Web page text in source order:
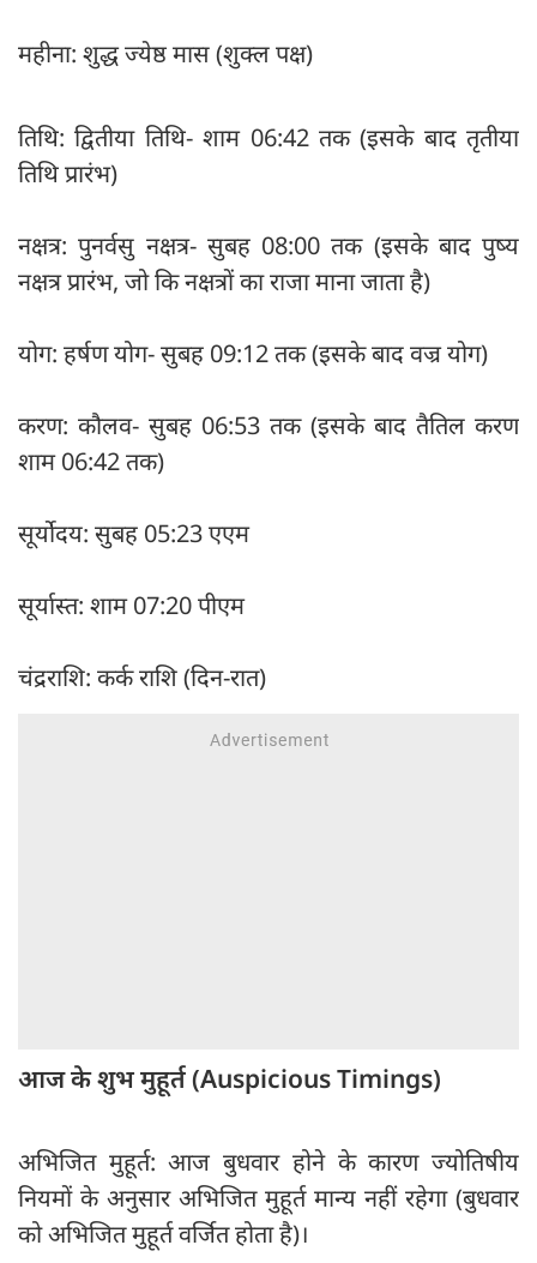
महीना: शुद्ध ज्येष्ठ मास (शुक्ल पक्ष)
तिथि: द्वितीया तिथि- शाम 06:42 तक (इसके बाद तृतीया
तिथि प्रारंभ)
नक्षत्र: पुनर्वसु नक्षत्र- सुबह 08:00 तक (इसके बाद पुष्य
नक्षत्र प्रारंभ, जो कि नक्षत्रों का राजा माना जाता है)
योग: हर्षण योग- सुबह 09:12 तक (इसके बाद वज्र योग)
करण: कौलव- सुबह 06:53 तक (इसके बाद तैतिल करण
शाम 06:42 तक)
सूर्योदय: सुबह 05:23 एएम
सूर्यास्त: शाम 07:20 पीएम
चंद्रराशि: कर्क राशि (दिन-रात)
आज के शुभ मुहूर्त (Auspicious Timings)
अभिजित मुहूर्त: आज बुधवार होने के कारण ज्योतिषीय
नियमों के अनुसार अभिजित मुहूर्त मान्य नहीं रहेगा (बुधवार
को अभिजित मुहूर्त वर्जित होता है)।